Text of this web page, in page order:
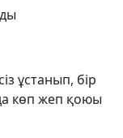
ұстанып, бір
көп жеп қоюы